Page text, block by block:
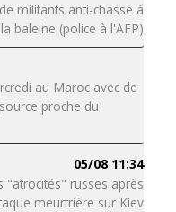
militants anti-chasse à
la baleine (police à l'AFP)
au Maroc avec de
proche du
05/08 11:34
"atrocités" russes après
meurtrière sur Kiev